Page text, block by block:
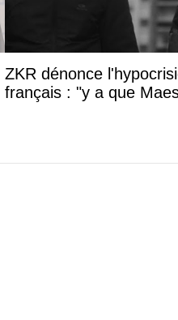
ZKR dénonce
français : "y a que